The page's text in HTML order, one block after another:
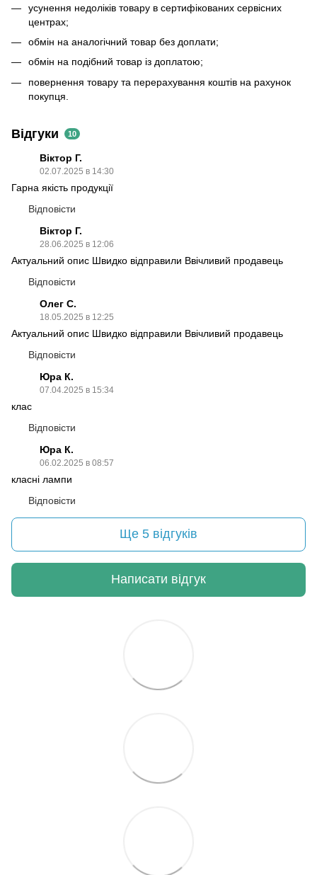
усунення недоліків товару в сертифікованих сервісних
центрах;
обмін на аналогічний товар без доплати;
обмін на подібний товар із доплатою;
повернення товару та перерахування коштів на рахунок
покупця.
Відгуки 10
Віктор Г.
02.07.2025 в 14:30
Гарна якість продукції
Відповісти
Віктор Г.
28.06.2025 в 12:06
Актуальний опис Швидко відправили Ввічливий продавець
Відповісти
Олег С.
18.05.2025 в 12:25
Актуальний опис Швидко відправили Ввічливий продавець
Відповісти
Юра К.
07.04.2025 в 15:34
клас
Відповісти
Юра К.
06.02.2025 в 08:57
класні лампи
Відповісти
Ще 5 відгуків
Написати відгук